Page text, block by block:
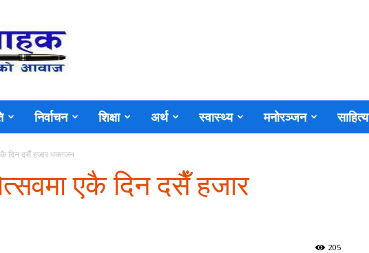
निर्वाचन शिक्षा अर्थ स्वास्थ्य मनोरञ्जन साहित्य
दिन दसैँ हजार भक्तजन
एकै दिन दसैँ हजार
205